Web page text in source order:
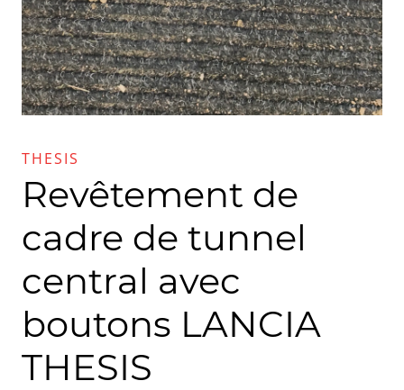
THESIS
Revêtement de
cadre de tunnel
central avec
boutons LANCIA
THESIS